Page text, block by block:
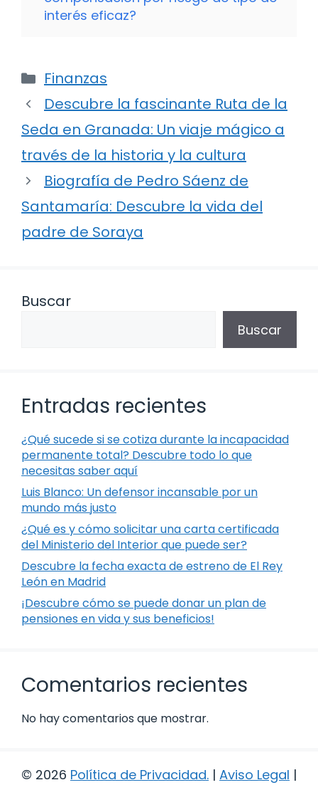
interés eficaz?
Categorías
Finanzas
Descubre la fascinante Ruta de la
Seda en Granada: Un viaje mágico a
través de la historia y la cultura
Biografía de Pedro Sáenz de
Santamaría: Descubre la vida del
padre de Soraya
Buscar
Buscar
Entradas recientes
¿Qué sucede si se cotiza durante la incapacidad
permanente total? Descubre todo lo que
necesitas saber aquí
Luis Blanco: Un defensor incansable por un
mundo más justo
¿Qué es y cómo solicitar una carta certificada
del Ministerio del Interior que puede ser?
Descubre la fecha exacta de estreno de El Rey
León en Madrid
¡Descubre cómo se puede donar un plan de
pensiones en vida y sus beneficios!
Comentarios recientes
No hay comentarios que mostrar.
© 2026 Política de Privacidad. | Aviso Legal |